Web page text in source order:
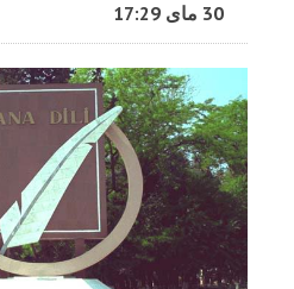
30 مای 17:29